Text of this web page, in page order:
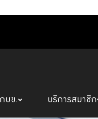
บข. บริการสมาชิก